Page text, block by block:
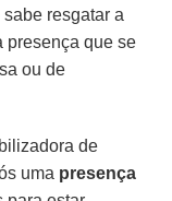
resgatar a
presença que se
ou de
de
uma presença